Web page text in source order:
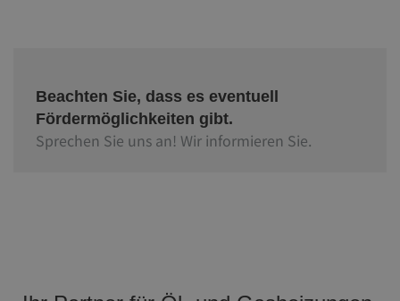
Beachten Sie, dass es eventuell
Fördermöglichkeiten gibt.
Sprechen Sie uns an! Wir informieren Sie.​